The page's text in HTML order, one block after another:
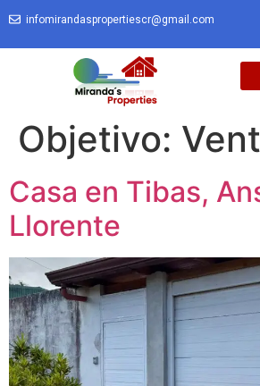
infomirandaspropertiescr@gmail.com
Objetivo:
Casa en Tibas,
Llorente